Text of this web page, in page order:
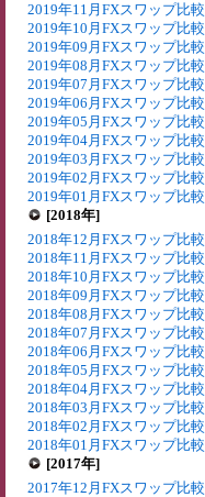
2019年11月FXスワップ比較
2019年10月FXスワップ比較
2019年09月FXスワップ比較
2019年08月FXスワップ比較
2019年07月FXスワップ比較
2019年06月FXスワップ比較
2019年05月FXスワップ比較
2019年04月FXスワップ比較
2019年03月FXスワップ比較
2019年02月FXスワップ比較
2019年01月FXスワップ比較
[2018年]
2018年12月FXスワップ比較
2018年11月FXスワップ比較
2018年10月FXスワップ比較
2018年09月FXスワップ比較
2018年08月FXスワップ比較
2018年07月FXスワップ比較
2018年06月FXスワップ比較
2018年05月FXスワップ比較
2018年04月FXスワップ比較
2018年03月FXスワップ比較
2018年02月FXスワップ比較
2018年01月FXスワップ比較
[2017年]
2017年12月FXスワップ比較